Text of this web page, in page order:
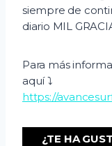
siempre de
diario MIL
Para más
aquí ⤵️
https://
¿TE HA